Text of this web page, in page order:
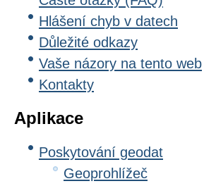
Hlášení chyb v datech
Důležité odkazy
Vaše názory na tento web
Kontakty
Aplikace
Poskytování geodat
Geoprohlížeč